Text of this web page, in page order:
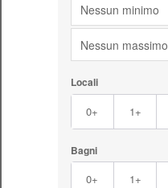
Nessun minimo
Nessun massimo
Locali
0+ 1+
Bagni
0+ 1+